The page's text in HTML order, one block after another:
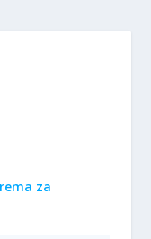
za